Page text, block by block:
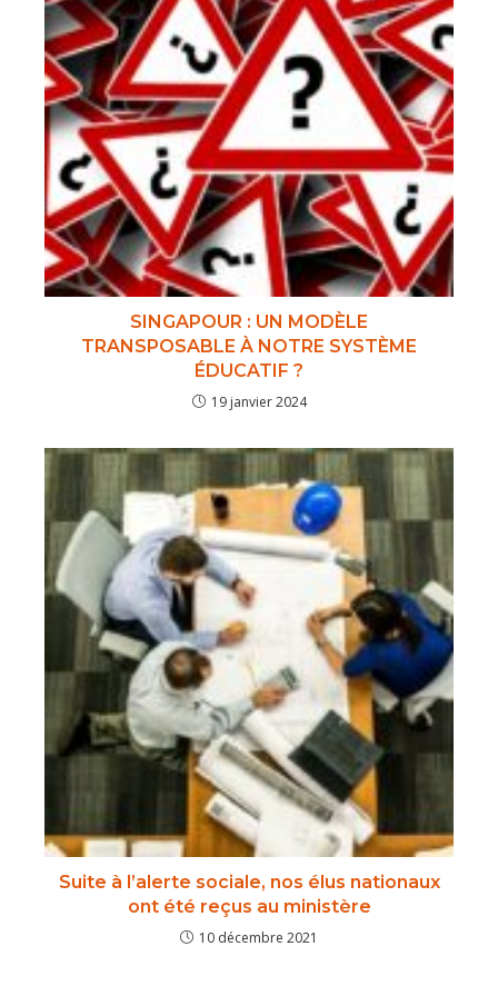
SINGAPOUR : UN MODÈLE
TRANSPOSABLE À NOTRE SYSTÈME
ÉDUCATIF ?
19 janvier 2024
Suite à l’alerte sociale, nos élus nationaux
ont été reçus au ministère
10 décembre 2021